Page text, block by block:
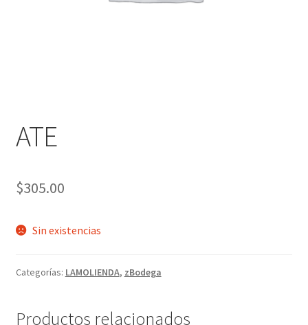
ATE
$305.00
Sin existencias
Categorías: LAMOLIENDA, zBodega
Productos relacionados